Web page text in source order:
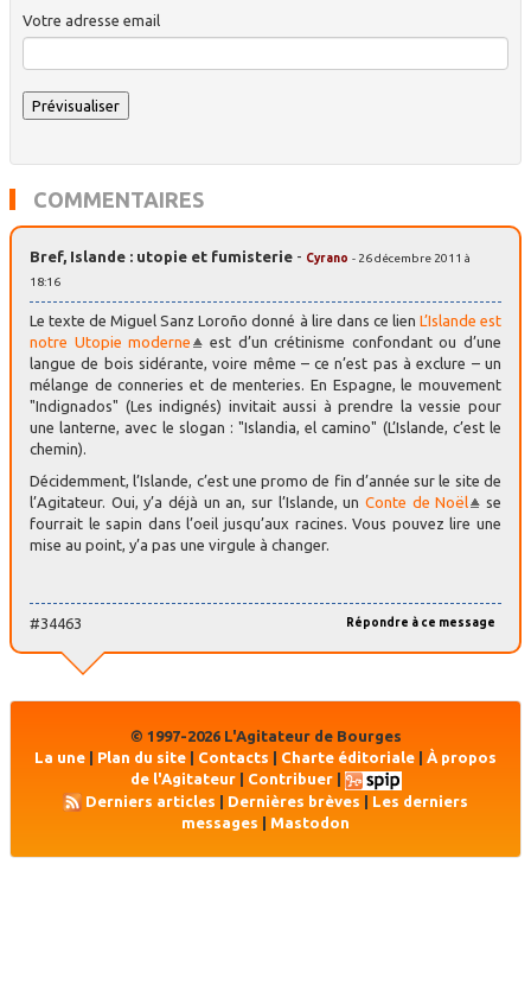
Votre adresse email
COMMENTAIRES
Bref, Islande : utopie et fumisterie - Cyrano - 26 décembre 2011 à
18:16
Le texte de Miguel Sanz Loroño donné à lire dans ce lien L’Islande est
notre Utopie moderne
est d’un crétinisme confondant ou d’une
langue de bois sidérante, voire même – ce n’est pas à exclure – un
mélange de conneries et de menteries. En Espagne, le mouvement
"Indignados" (Les indignés) invitait aussi à prendre la vessie pour
une lanterne, avec le slogan : "Islandia, el camino" (L’Islande, c’est le
chemin).
Décidemment, l’Islande, c’est une promo de fin d’année sur le site de
l’Agitateur. Oui, y’a déjà un an, sur l’Islande, un Conte de Noël
se
fourrait le sapin dans l’oeil jusqu’aux racines. Vous pouvez lire une
mise au point, y’a pas une virgule à changer.
Répondre à ce message
#34463
© 1997-2026 L'Agitateur de Bourges
La une
Plan du site Contacts Charte éditoriale
À propos
de l'Agitateur| Contribuer|
Derniers articles | Dernières brèves | Les derniers
messages
Mastodon